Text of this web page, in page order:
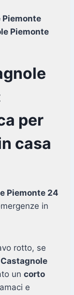
Piemonte
per
casa
Piemonte 24
in
rotto, se
un corto
e